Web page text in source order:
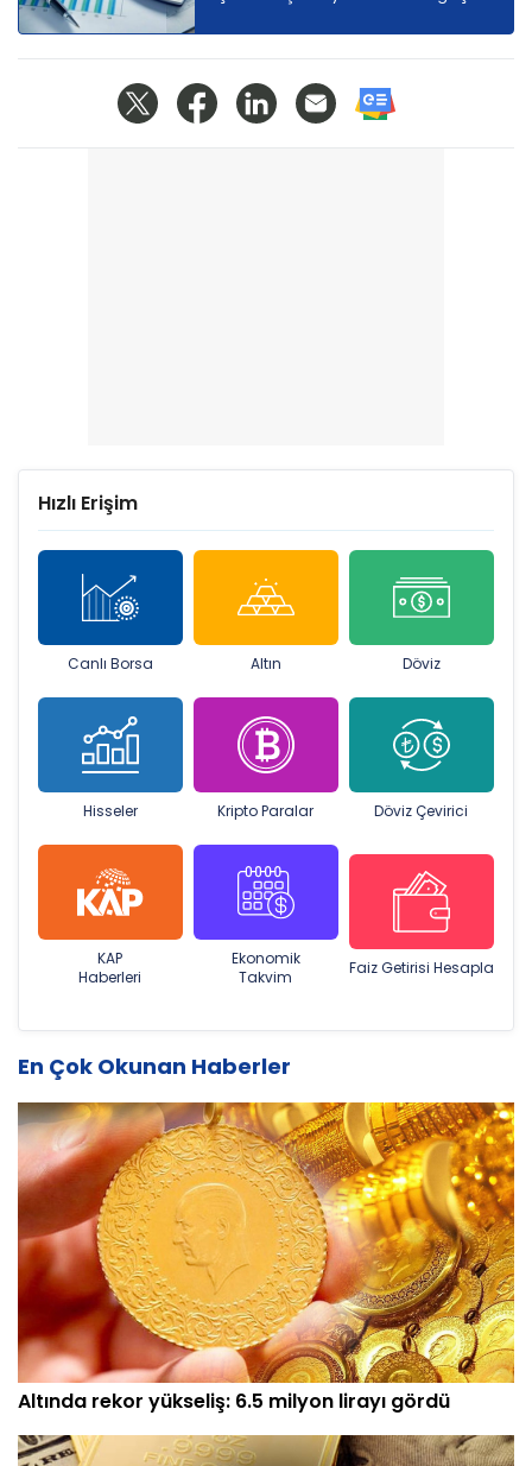
Hızlı Erişim
Canlı Borsa Altın Döviz
Hisseler Kripto Paralar Döviz Çevirici
KAP
Haberleri
Ekonomik
Takvim
Faiz Getirisi Hesapla
En Çok Okunan Haberler
Altında rekor yükseliş: 6.5 milyon lirayı gördü